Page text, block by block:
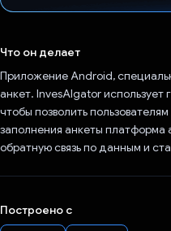
Что он делает
Приложение Android,
анкет. InvesAIgator использует
чтобы позволить
заполнения анкеты платформа
обратную связь по данным и
Построено с